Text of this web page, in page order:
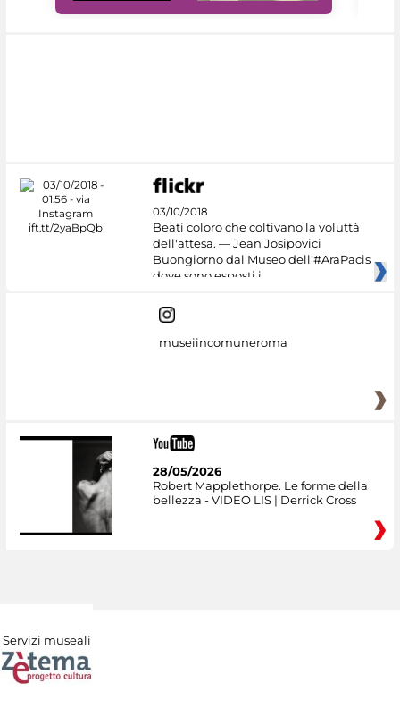
03/10/2018
Beati coloro che coltivano la voluttà
dell'attesa. — Jean Josipovici
Buongiorno dal Museo dell'#AraPacis
dove sono esposti i
museiincomuneroma
28/05/2026
Robert Mapplethorpe. Le forme della
bellezza - VIDEO LIS | Derrick Cross
Servizi museali